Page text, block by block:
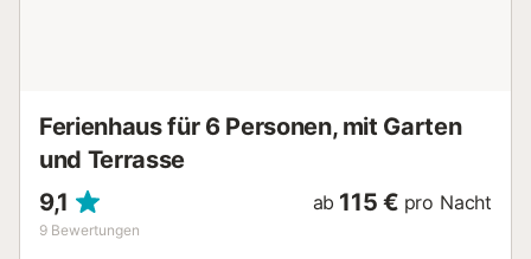
Ferienhaus für 6 Personen, mit Garten
und Terrasse
9,1
9 Bewertungen
ab 115 € pro Nacht